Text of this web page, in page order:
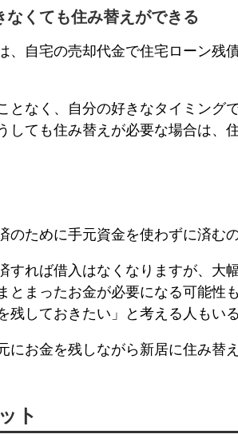
くても住み替えができる
、自宅の売却代金で住宅ローン残
となく、自分の好きなタイミング
ても住み替えが必要な場合は、
のために手元資金を使わずに済む
すれば借入はなくなりますが、大
とまったお金が必要になる可能性
しておきたい」と考える人もいる
にお金を残しながら新居に住み替
ト